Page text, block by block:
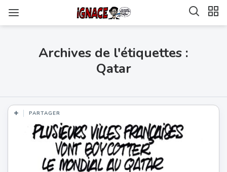
Archives de l'étiquettes :
Qatar
PARTAGER